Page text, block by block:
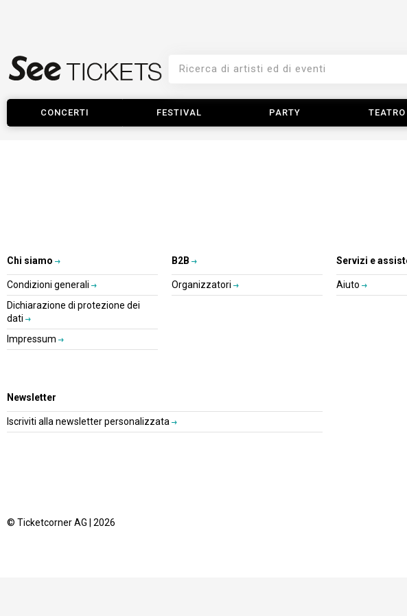
CONCERTI FESTIVAL PARTY TEATRO
Chi siamo
Condizioni generali
Dichiarazione di protezione dei
dati
Impressum
B2B
Organizzatori
Servizi e
Aiuto
Newsletter
Iscriviti alla newsletter personalizzata
© Ticketcorner AG | 2026